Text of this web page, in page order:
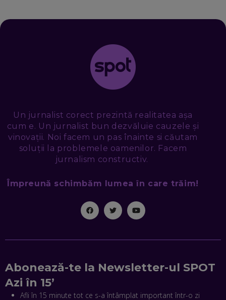
CRISTIAN CHINA BIRTA, KOOPERATIVA 2.0: CUM ÎȚI FACI
PROMOVAREA ONLINE. 3 PAȘI CA SĂ RECUNOȘTI „ȚEPARII”
DIN MARKETINGUL DIGITAL
TUDOR MIHĂILESCU, FRESHFUL BY EMAG: MAGAZINUL
VIITORULUI NU ARE TRILIOANE DE PRODUSE. DAR ARE
EXACT CE ÎȚI DOREȘTI
EP. 48
PUȘCĂ” LA NOI. ÎN CE DEȘERT SE CONSTRUIEȘTE CEL MAI
CE-AM ÎNVĂȚAT DIN EPISODUL GEORGESCU
MIHAI CEPOI, JOBFUL: SCHIMBĂM MODUL ÎN CARE APLICI
LA JOB! CUM DEMONSTREZI ABILITĂȚI ȘI CÂȘTIGI PREMII
EP. 45
Un jurnalist corect prezintă realitatea așa
cum e. Un jurnalist bun dezvăluie cauzele și
vinovații. Noi facem un pas înainte si căutam
soluții la problemele oamenilor. Facem
jurnalism constructiv.
Împreună schimbăm lumea în care trăim!
Abonează-te la Newsletter-ul SPOT
Azi în 15’
Afli în 15 minute tot ce s-a întâmplat important într-o zi